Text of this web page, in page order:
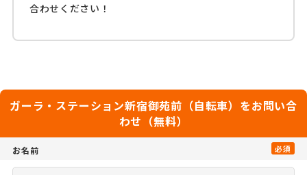
合わせください！
ガーラ・ステーション新宿御苑前（自転車）をお問い合
わせ（無料）
お名前 必須